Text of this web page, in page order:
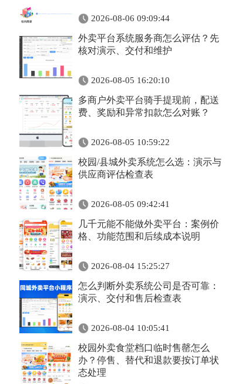
2026-08-06 09:09:44
外卖平台系统服务商怎么评估？先
核对演示、交付和维护
2026-08-05 16:20:10
多商户外卖平台骑手提现前，配送
费、奖励和异常扣款怎么对账？
2026-08-05 10:59:22
校园/县城外卖系统怎么选：演示与
供应商评估检查表
2026-08-05 09:42:41
几千元能不能做外卖平台：案例价
格、功能范围和后续成本说明
2026-08-04 15:25:27
怎么判断外卖系统公司是否可靠：
演示、交付和售后检查表
2026-08-04 10:05:41
校园外卖食堂档口临时售罄怎么
办？停售、替代和退款要按订单状
态处理